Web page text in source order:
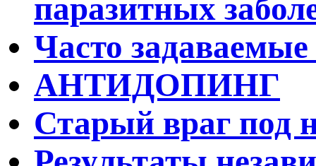
паразитных
Часто
АНТИДОПИНГ
Старый враг под